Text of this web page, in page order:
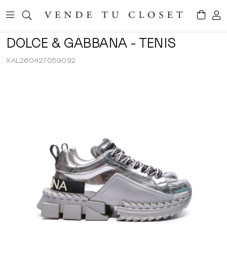
DOLCE & GABBANA - TENIS
XAL260427059092